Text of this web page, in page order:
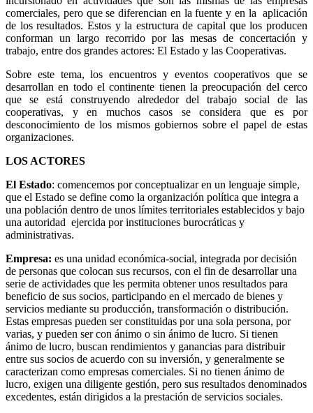
comerciales, pero que se diferencian en la fuente y en la aplicación
de los resultados. Estos y la estructura de capital que los producen
conforman un largo recorrido por las mesas de concertación y
trabajo, entre dos grandes actores: El Estado y las Cooperativas.
Sobre este tema, los encuentros y eventos cooperativos que se
desarrollan en todo el continente tienen la preocupación del cerco
que se está construyendo alrededor del trabajo social de las
cooperativas, y en muchos casos se considera que es por
desconocimiento de los mismos gobiernos sobre el papel de estas
organizaciones.
LOS ACTORES
El Estado: comencemos por conceptualizar en un lenguaje simple,
que el Estado se define como la organización política que integra a
una población dentro de unos límites territoriales establecidos y bajo
una autoridad ejercida por instituciones burocráticas y
administrativas.
Empresa: es una unidad económica-social, integrada por decisión
de personas que colocan sus recursos, con el fin de desarrollar una
serie de actividades que les permita obtener unos resultados para
beneficio de sus socios, participando en el mercado de bienes y
servicios mediante su producción, transformación o distribución.
Estas empresas pueden ser constituidas por una sola persona, por
varias, y pueden ser con ánimo o sin ánimo de lucro. Si tienen
ánimo de lucro, buscan rendimientos y ganancias para distribuir
entre sus socios de acuerdo con su inversión, y generalmente se
caracterizan como empresas comerciales. Si no tienen ánimo de
lucro, exigen una diligente gestión, pero sus resultados denominados
excedentes, están dirigidos a la prestación de servicios sociales.